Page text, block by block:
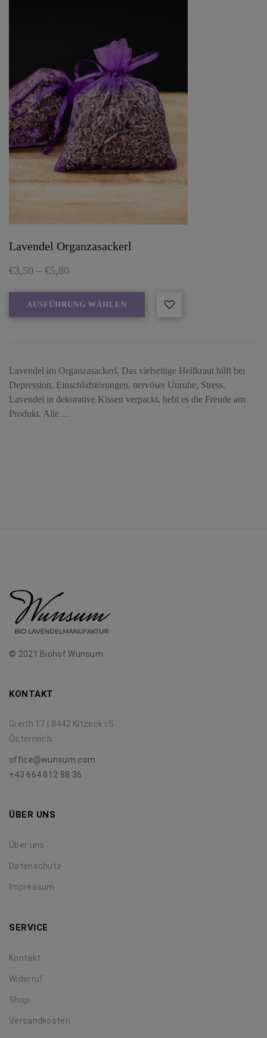
Lavendel Organzasackerl
€3,50 – €5,80
AUSFÜHRUNG WÄHLEN
Lavendel im Organzasackerl. Das vielseitige Heilkraut hilft bei
Depression, Einschlafstörungen, nervöser Unruhe, Stress.
Lavendel in dekorative Kissen verpackt, hebt es die Freude am
Produkt. Alle…
© 2021 Biohof Wunsum
KONTAKT
Greith 17 | 8442 Kitzeck i.S.
Österreich
office@wunsum.com
+43 664 812 88 36
ÜBER UNS
Über uns
Datenschutz
Impressum
SERVICE
Kontakt
Widerruf
Shop
Versandkosten